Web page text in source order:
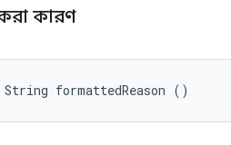
কারণ
formattedReason ()